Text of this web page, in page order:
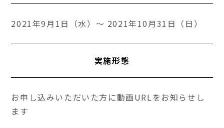
2021年9月1日（水）～ 2021年10月31日（日）
実施形態
お申し込みいただいた方に動画URLをお知らせし
ます